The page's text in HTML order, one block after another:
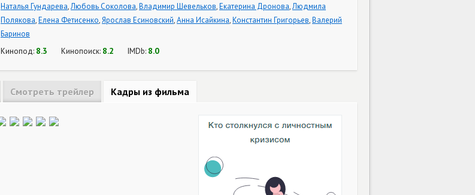
Наталья Гундарева,Любовь Соколова,Владимир Шевельков,Екатерина Дронова,Людмила
Полякова,Елена Фетисенко,Ярослав Есиновский,Анна Исайкина,Константин Григорьев,Валерий
Баринов
Кинопод: 8.3 Кинопоиск: 8.2 IMDb: 8.0
Смотреть трейлер Кадры из фильма